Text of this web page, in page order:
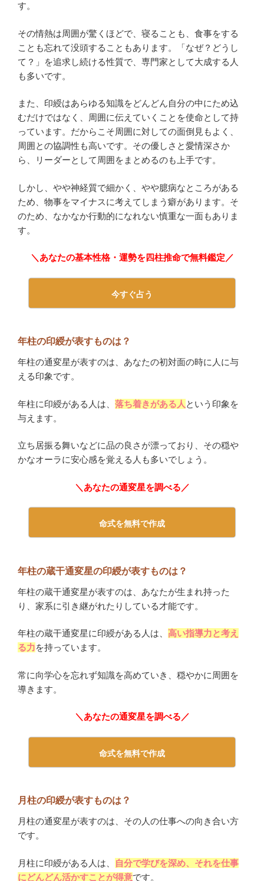
す。
その情熱は周囲が驚くほどで、寝ることも、食事をする
ことも忘れて没頭することもあります。「なぜ？どうし
て？」を追求し続ける性質で、専門家として大成する人
も多いです。
また、印綬はあらゆる知識をどんどん自分の中にため込
むだけではなく、周囲に伝えていくことを使命として持
っています。だからこそ周囲に対しての面倒見もよく、
周囲との協調性も高いです。その優しさと愛情深さか
ら、リーダーとして周囲をまとめるのも上手です。
しかし、やや神経質で細かく、やや臆病なところがある
ため、物事をマイナスに考えてしまう癖があります。そ
のため、なかなか行動的になれない慎重な一面もありま
す。
＼あなたの基本性格・運勢を四柱推命で無料鑑定／
今すぐ占う
年柱の印綬が表すものは？
年柱の通変星が表すのは、あなたの初対面の時に人に与
える印象です。
年柱に印綬がある人は、 落ち着きがある人 という印象を
与えます。
立ち居振る舞いなどに品の良さが漂っており、その穏や
かなオーラに安心感を覚える人も多いでしょう。
＼あなたの通変星を調べる／
命式を無料で作成
年柱の蔵干通変星の印綬が表すものは？
年柱の蔵干通変星が表すのは、あなたが生まれ持った
り、家系に引き継がれたりしている才能です。
年柱の蔵干通変星に印綬がある人は、 高い指導力と考え
る力を持っています。
常に向学心を忘れず知識を高めていき、穏やかに周囲を
導きます。
＼あなたの通変星を調べる／
命式を無料で作成
月柱の印綬が表すものは？
月柱の通変星が表すのは、その人の仕事への向き合い方
です。
月柱に印綬がある人は、
自分で学びを深め、それを仕事
にどんどん活かすことが得意です。